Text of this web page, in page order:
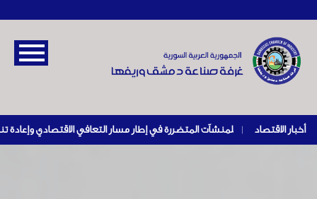
أخبار الاقتصاد |